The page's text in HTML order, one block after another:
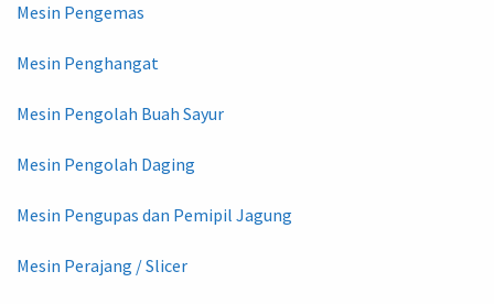
Mesin Pengemas
Mesin Penghangat
Mesin Pengolah Buah Sayur
Mesin Pengolah Daging
Mesin Pengupas dan Pemipil Jagung
Mesin Perajang / Slicer